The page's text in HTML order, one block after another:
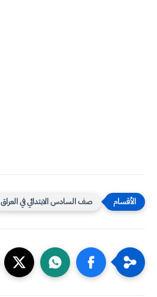
صف السادس الابتدائي في العراق